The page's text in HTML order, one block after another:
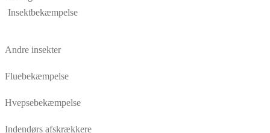
Insektbekæmpelse
Andre insekter
Fluebekæmpelse
Hvepsebekæmpelse
Indendørs afskrækkere